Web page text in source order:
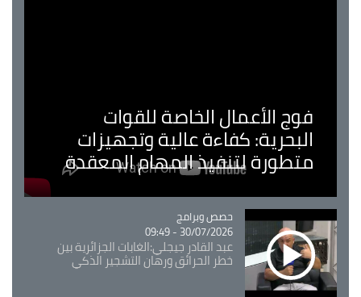
فوج الأعمال الخاصة للقوات
البحرية: كفاءة عالية وتجهيزات
متطورة لتنفيذ المهام المعقدة
Catégorie
حصص وبرامج
30/07/2026 - 09:49
عبد القادر جيجلي:الغابات الجزائرية بين
خطر الحرائق ورهان التشجير الذكي